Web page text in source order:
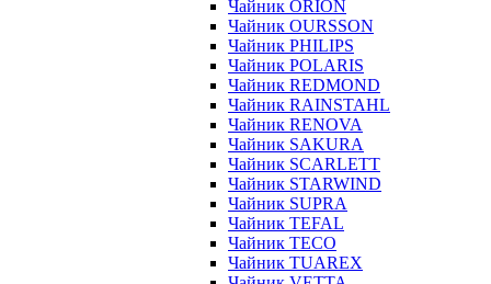
Чайник ORION
Чайник OURSSON
Чайник PHILIPS
Чайник POLARIS
Чайник REDMOND
Чайник RAINSTAHL
Чайник RENOVA
Чайник SAKURA
Чайник SCARLETT
Чайник STARWIND
Чайник SUPRA
Чайник TEFAL
Чайник TECO
Чайник TUAREX